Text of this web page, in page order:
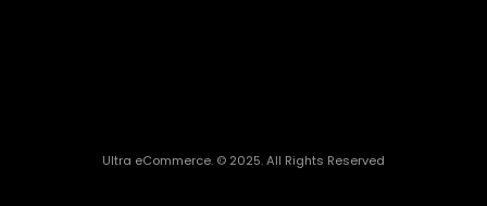
Ultra eCommerce. © 2025. All Rights Reserved